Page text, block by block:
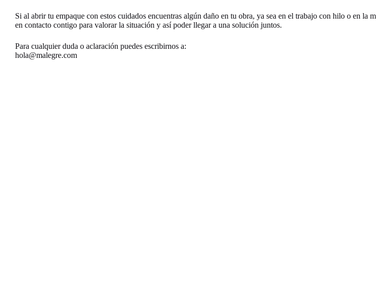
Si al abrir tu empaque con estos cuidados encuentras algún daño en tu obra, ya sea en el trabajo con hilo o en
en contacto contigo para valorar la situación y así poder llegar a una solución juntos.
Para cualquier duda o aclaración puedes escribirnos a:
hola@malegre.com